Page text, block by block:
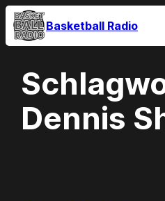
Zum
Inhalt
Basketball Radio
Dennis